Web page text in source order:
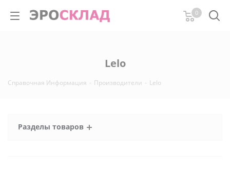
0
Lelo
Справочная Информация - Производители - Lelo
Разделы товаров